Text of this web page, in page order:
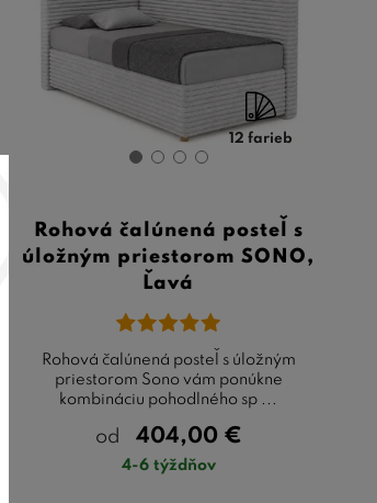
12 farieb
Rohová čalúnená posteľ s
úložným priestorom SONO,
Ľavá
Rohová čalúnená posteľ s úložným
priestorom Sono vám ponúkne
kombináciu pohodlného sp ...
od 404,00 €
4-6 týždňov